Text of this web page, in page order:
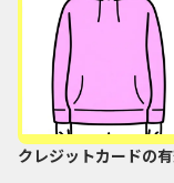
クレジットカードの